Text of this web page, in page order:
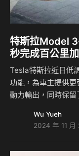
特斯拉Model
秒完成百公里
Tesla特斯拉近日低
功能，為車主提供
動力輸出，同時保
6.1萬元，這個選項
方式。 這次推出的
里加速加速時間從
Wu Yueh
2024 年 11 月